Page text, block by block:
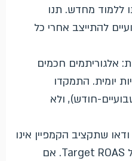
ללמוד מחדש. תנו
להתייצב אחרי כל
אלגוריתמים חכמים
יומית. התמקדו
חודש), ולא
שתקציב הקמפיין אינו
מגביל את הביצועים של Target ROAS. אם